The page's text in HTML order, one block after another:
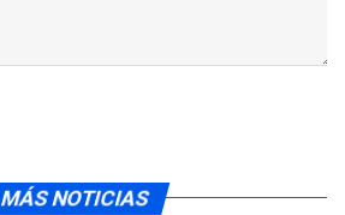
MÁS NOTICIAS